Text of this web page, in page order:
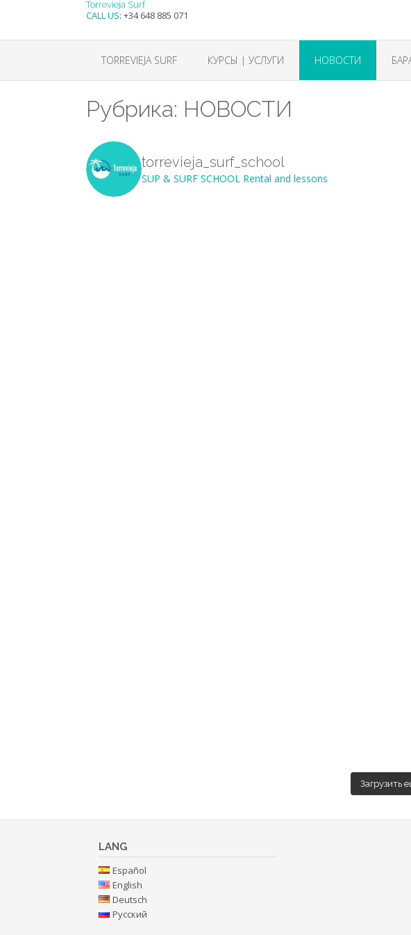
Torrevieja Surf
CALL US: +34 648 885 071
TORREVIEJA SURF КУРСЫ | УСЛУГИ НОВОСТИ
Рубрика: НОВОСТИ
torrevieja_surf_school
SUP & SURF SCHOOL Rental and lessons
Загрузить
LANG
Español
English
Deutsch
Русский